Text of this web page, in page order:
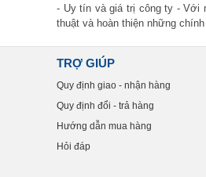
- Uy tín và giá trị công ty - Với
thuật và hoàn thiện những
TRỢ GIÚP
Quy định giao - nhận hàng
Quy định đổi - trả hàng
Hướng dẫn mua hàng
Hỏi đáp